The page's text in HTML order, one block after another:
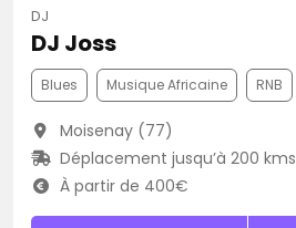
DJ
DJ Joss
Blues Musique Africaine RNB
Moisenay (77)
Déplacement jusqu’à 200 kms
À partir de 400€